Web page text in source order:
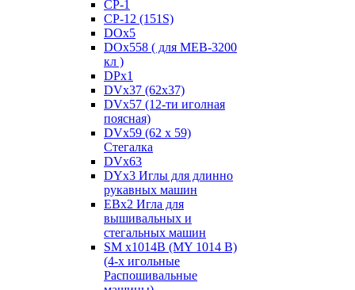
CP-1
CP-12 (151S)
DOx5
DOx558 ( для MEB-3200
кл )
DPx1
DVx37 (62x37)
DVx57 (12-ти иголная
поясная)
DVx59 (62 x 59)
Стегалка
DVx63
DYx3 Иглы для длинно
рукавных машин
EBx2 Игла для
вышивальных и
стегальных машин
SM x1014B (MY 1014 B)
(4-х игольные
Распошивальные